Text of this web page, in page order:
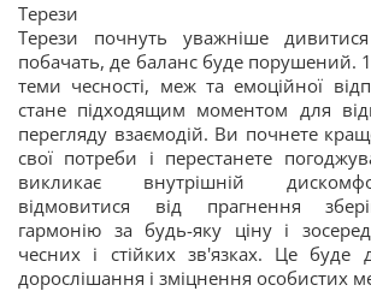
Терези
Терези почнуть уважніше
побачать, де баланс буде порушений.
теми чесності, меж та емоційної
стане підходящим моментом для
перегляду взаємодій. Ви почнете
свої потреби і перестанете
викликає внутрішній
відмовитися від прагнення
гармонію за будь-яку ціну і
чесних і стійких зв'язках. Це буде
дорослішання і зміцнення особистих